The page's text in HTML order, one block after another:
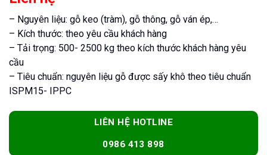
– Nguyên liệu: gỗ keo (tràm), gỗ thông, gỗ ván ép,…
– Kích thước: theo yêu cầu khách hàng
– Tải trọng: 500- 2500 kg theo kích thước khách hàng yêu
cầu
– Tiêu chuẩn: nguyên liệu gỗ được sấy khô theo tiêu chuẩn
ISPM15- IPPC
LIÊN HỆ HOTLINE
0986 413 898